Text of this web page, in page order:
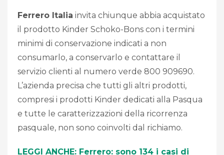
Ferrero Italia invita chiunque abbia acquistato
il prodotto Kinder Schoko-Bons con i termini
minimi di conservazione indicati a non
consumarlo, a conservarlo e contattare il
servizio clienti al numero verde 800 909690.
L’azienda precisa che tutti gli altri prodotti,
compresi i prodotti Kinder dedicati alla Pasqua
e tutte le caratterizzazioni della ricorrenza
pasquale, non sono coinvolti dal richiamo.
LEGGI ANCHE: Ferrero: sono 134 i casi di